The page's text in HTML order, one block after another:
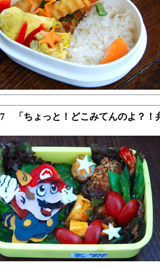
「ちょっと！どこみてんのよ？！